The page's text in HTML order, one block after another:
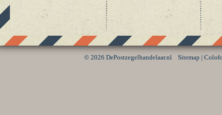
© 2026 DePostzegelhandelaar.nlSitemap |